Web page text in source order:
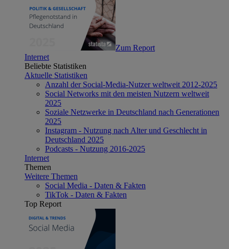
Zum Report
Internet
Beliebte Statistiken
Aktuelle Statistiken
Anzahl der Social-Media-Nutzer weltweit 2012-2025
Social Networks mit den meisten Nutzern weltweit
2025
Soziale Netzwerke in Deutschland nach Generationen
2025
Instagram - Nutzung nach Alter und Geschlecht in
Deutschland 2025
Podcasts - Nutzung 2016-2025
Internet
Themen
Weitere Themen
Social Media - Daten & Fakten
TikTok - Daten & Fakten
Top Report